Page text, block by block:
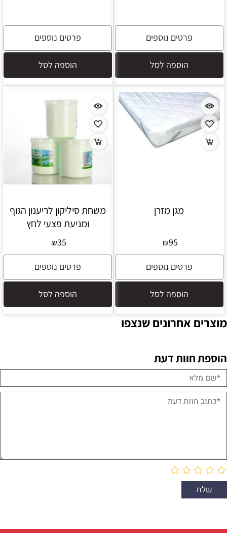
פרטים נוספים
הוספה לסל
פרטים נוספים
הוספה לסל
מגן מזרן
₪95
פרטים נוספים
הוספה לסל
משחת סיליקון לריענון הגוף
ומניעת פצעי לחץ
₪35
פרטים נוספים
הוספה לסל
מוצרים אחרונים שנצפו
הוספת חוות דעת